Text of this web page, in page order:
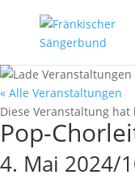
« Alle Veranstaltungen
Diese Veranstaltung
Pop-
4. Mai 2024/